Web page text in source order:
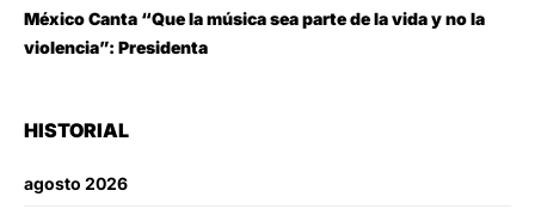
México Canta “Que la música sea parte de la vida y no la
violencia”: Presidenta
HISTORIAL
agosto 2026